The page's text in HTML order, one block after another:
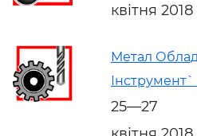
квітня 2018
Метал
Інструмент`
25—27